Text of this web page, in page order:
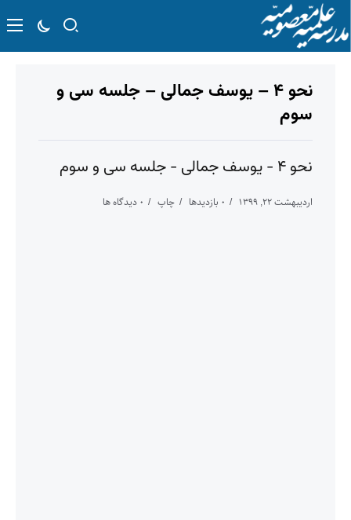
نحو ۴ – یوسف جمالی – جلسه سی و
سوم
نحو ۴ - یوسف جمالی - جلسه سی و سوم
اردیبهشت ۲۲, ۱۳۹۹ ۰ بازدیدها چاپ ۰ دیدگاه ها